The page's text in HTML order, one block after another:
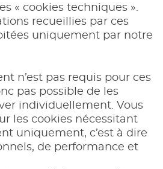
« cookies techniques ».
recueillies par ces
uniquement par notre
n’est pas requis pour ces
pas possible de les
individuellement. Vous
les cookies nécessitant
uniquement, c’est à dire
de performance et